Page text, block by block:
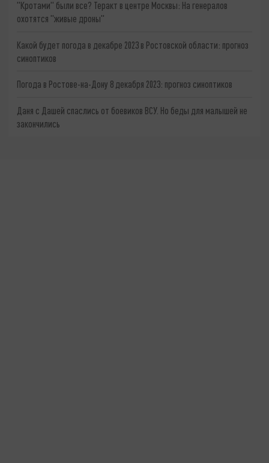
"Кротами" были все? Теракт в центре Москвы: На генералов
охотятся "живые дроны"
Какой будет погода в декабре 2023 в Ростовской области: прогноз
синоптиков
Погода в Ростове-на-Дону 8 декабря 2023: прогноз синоптиков
Даня с Дашей спаслись от боевиков ВСУ. Но беды для малышей не
закончились